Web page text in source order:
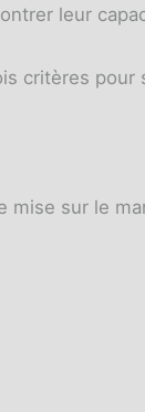
leur
critères pour
sur le